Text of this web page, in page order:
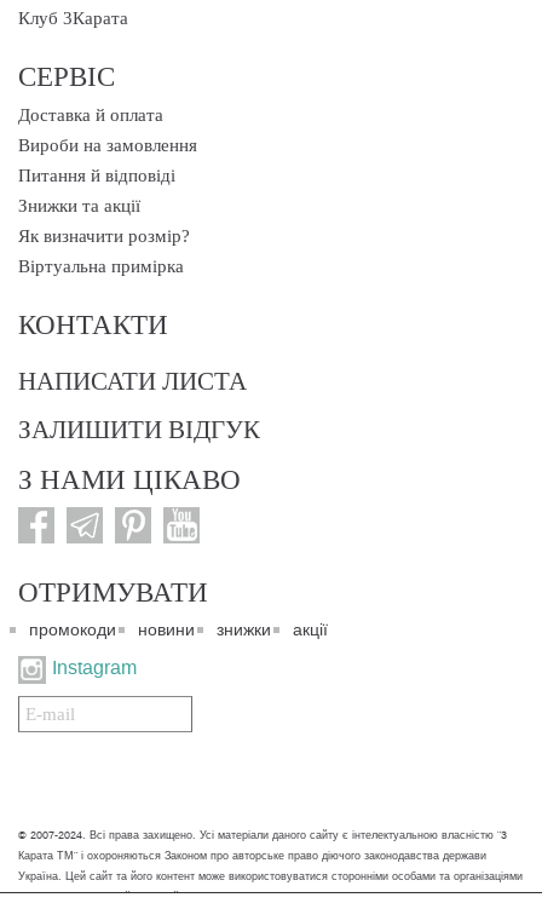
Клуб 3Карата
СЕРВІС
Доставка й оплата
Вироби на замовлення
Питання й відповіді
Знижки та акції
Як визначити розмір?
Віртуальна примірка
КОНТАКТИ
НАПИСАТИ ЛИСТА
ЗАЛИШИТИ ВІДГУК
З НАМИ ЦІКАВО
ОТРИМУВАТИ
промокоди новини знижки акції
Instagram
Подписаться
на
© 2007-2024. Всі права захищено. Усі матеріали даного сайту є інтелектуальною власністю "3
Карата ТМ" і охороняються Законом про авторське право діючого законодавства держави
Україна. Цей сайт та його контент може використовуватися сторонніми особами та організаціями
тільки для некомерційних цілей. Будь-яке завантаження, копіювання, друк та інше використання